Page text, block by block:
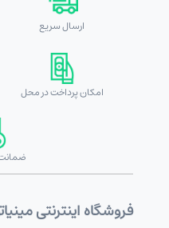
ارسال سریع
امکان پرداخت در محل
فروشگاه اینترنتی